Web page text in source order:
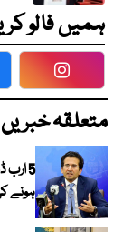
ہمیں فالو
متعلقہ خبریں
5
ہونے